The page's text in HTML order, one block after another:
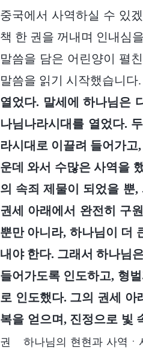
중국에서 사역하실 수 있
책 한 권을 꺼내며 인내심
말씀을 담은 어린양이 펼
말씀을 읽기 시작했습니다.
열었다. 말세에 하나님은
나님나라시대를 열었다.
라시대로 이끌려 들어가
운데 와서 수많은 사역을
의 속죄 제물이 되었을 뿐
권세 아래에서 완전히 구
뿐만 아니라, 하나님이 더
내야 한다. 그래서 하나님
들어가도록 인도하고, 형
로 인도했다. 그의 권세 아
복을 얻으며, 진정으로 빛
권 하나님의 현현과 사역ㆍ